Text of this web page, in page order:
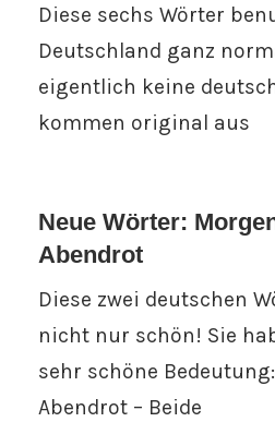
Diese sechs Wörter
Deutschland ganz
eigentlich keine
kommen original aus
Neue Wörter:
Abendrot
Diese zwei deutschen
nicht nur schön! Sie
sehr schöne
Abendrot – Beide